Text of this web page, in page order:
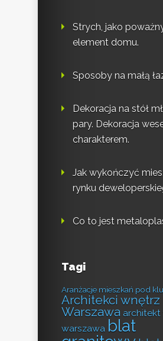
Strych, jako
element domu.
Sposoby na małą
Dekoracja na stół
pary. Dekoracja
charakterem.
Jak wykończyć
rynku
Co to jest
Tagi
Aranżacje mieszkań pod
Architekci wnętrz
Warszawa
warszawa blat